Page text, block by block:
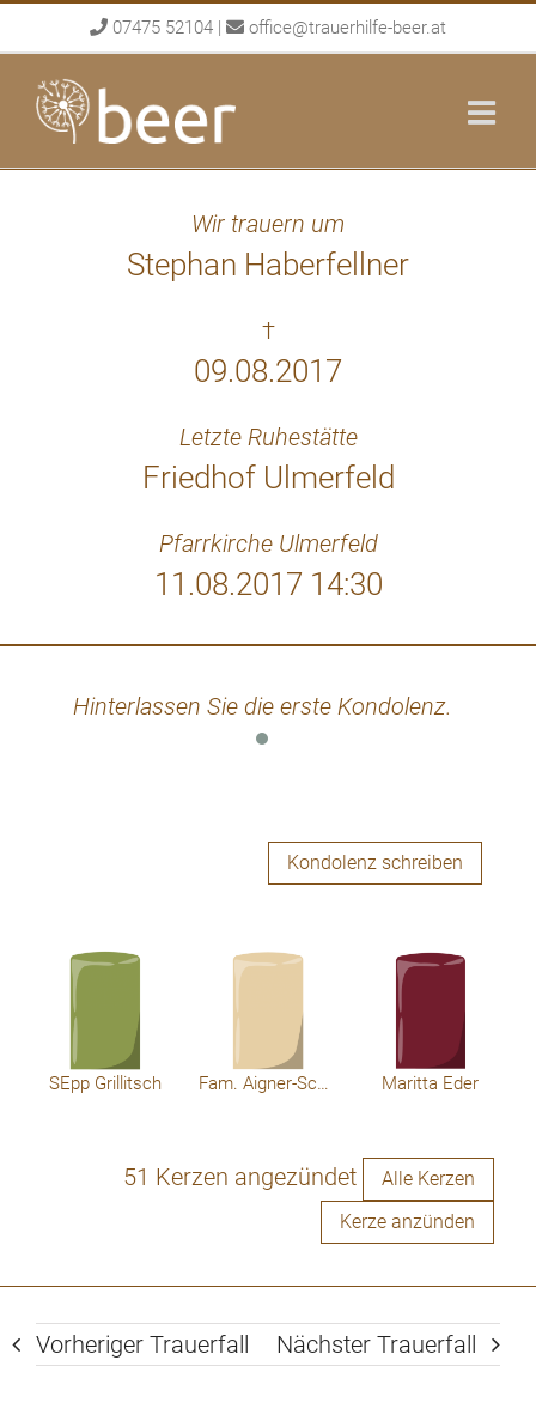
to
content
07475 52104 | office@trauerhilfe-beer.at
Wir trauern um
Stephan Haberfellner
†
09.08.2017
Letzte Ruhestätte
Friedhof Ulmerfeld
Pfarrkirche Ulmerfeld
11.08.2017 14:30
Hinterlassen Sie die erste Kondolenz.
Kondolenz schreiben
SEpp Grillitsch Fam. Aigner-Schmutz Traude Maritta Eder
51 Kerzen angezündet
Alle Kerzen
Kerze anzünden
Vorheriger Trauerfall Nächster Trauerfall